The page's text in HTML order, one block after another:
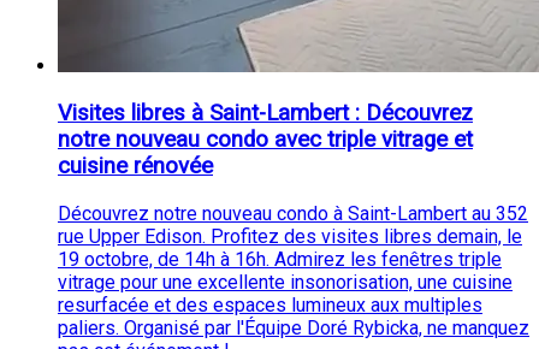
Visites libres à Saint-Lambert : Découvrez
notre nouveau condo avec triple vitrage et
cuisine rénovée
Découvrez notre nouveau condo à Saint-Lambert au 352
rue Upper Edison. Profitez des visites libres demain, le
19 octobre, de 14h à 16h. Admirez les fenêtres triple
vitrage pour une excellente insonorisation, une cuisine
resurfacée et des espaces lumineux aux multiples
paliers. Organisé par l'Équipe Doré Rybicka, ne manquez